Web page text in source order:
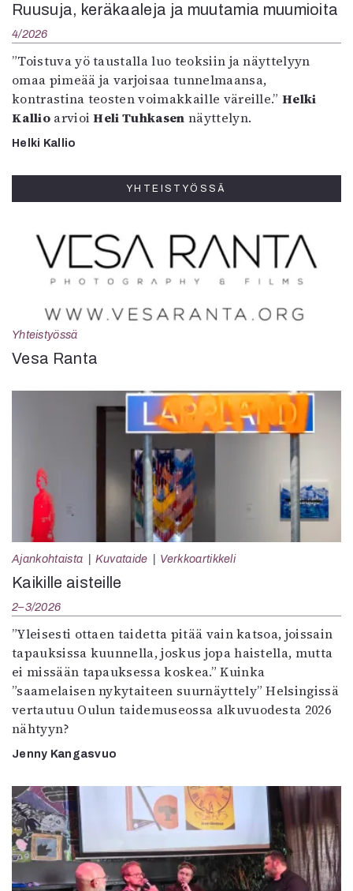
Ruusuja, keräkaaleja ja muutamia muumioita
4/2026
”Toistuva yö taustalla luo teoksiin ja näyttelyyn
omaa pimeää ja varjoisaa tunnelmaansa,
kontrastina teosten voimakkaille väreille.”Helki
KallioarvioiHeli Tuhkasen näyttelyn.
Helki Kallio
YHTEISTYÖSSÄ
Yhteistyössä
Vesa Ranta
Ajankohtaista Kuvataide Verkkoartikkeli
Kaikille aisteille
2–3/2026
”Yleisesti ottaen taidetta pitää vain katsoa, joissain
tapauksissa kuunnella, joskus jopa haistella, mutta
ei missään tapauksessa koskea.” Kuinka
”saamelaisen nykytaiteen suurnäyttely” Helsingissä
vertautuu Oulun taidemuseossa alkuvuodesta 2026
nähtyyn?
Jenny Kangasvuo